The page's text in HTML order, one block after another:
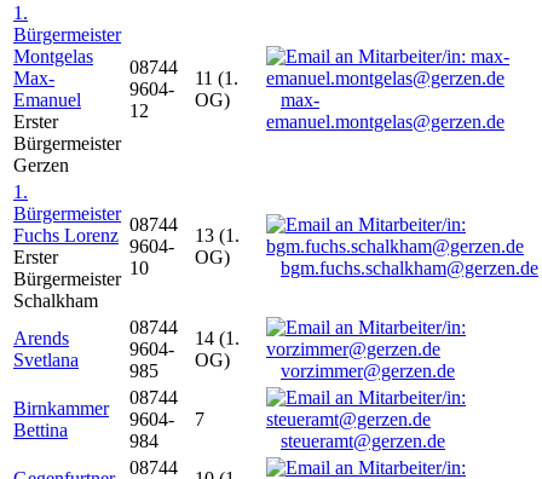
1.
Bürgermeister
Montgelas
Max-
Emanuel
Erster
Bürgermeister
Gerzen
08744
9604-
12
11 (1.
OG)
max-
emanuel.montgelas@gerzen.de
1.
Bürgermeister
Fuchs Lorenz
Erster
Bürgermeister
Schalkham
08744
9604-
10
13 (1.
OG)
bgm.fuchs.schalkham@gerzen.de
Arends
Svetlana
08744
9604-
985
14 (1.
OG)
vorzimmer@gerzen.de
Birnkammer
Bettina
08744
9604-
984
7
steueramt@gerzen.de
08744